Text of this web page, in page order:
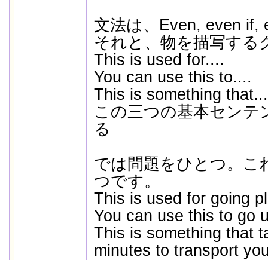
文法は、Even, even if,
それと、物を描写する
This is used for....
You can use this to....
This is something that...
この三つの基本センテ
る
では問題をひとつ。こ
つです。
This is used for going
You can use this to go
This is something that
minutes to transport